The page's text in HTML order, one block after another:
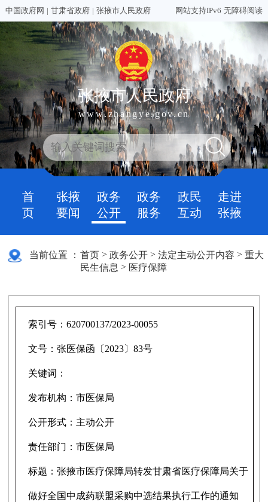
中国政府网 | 甘肃省政府 | 张掖市人民政府 网站支持IPv6 无障碍阅读
张掖市人民政府
www.zhangye.gov.cn
首
页
张掖
要闻
政务
公开
政务
服务
政民
互动
走进
张掖
当前位置 ： 首页 >政务公开 >法定主动公开内容 >重大
民生信息 > 医疗保障
索引号：620700137/2023-00055
文号：张医保函〔2023〕83号
关键词：
发布机构：市医保局
公开形式： 主动公开
责任部门：市医保局
标题：张掖市医疗保障局转发甘肃省医疗保障局关于
做好全国中成药联盟采购中选结果执行工作的通知